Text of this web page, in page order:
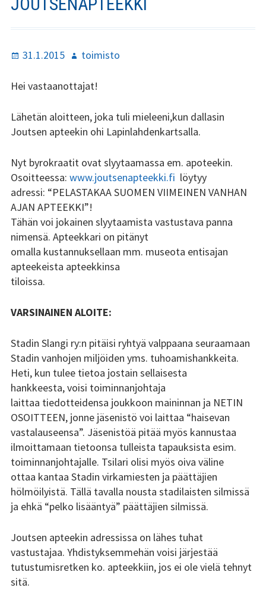
Stadin Slangi ry:n säännöt
Historia
Toiminta
Mediakortti
Tsilari 2021
Tsilari 2020
Tsilari 2019
Tsilari 2018
Tsilari 2017
Tsilari 2016
Tsilari 2015
Tsilari 2014
Tsilari 2013
Tsilari 2012
Stadin Friidut ja Stadin
Kundit
Stadin Friidut ja Stadin
Kundit
Kundi ja Friidu 2015
Kundi ja Friidu 2016
Julkaistu
31.1.2015 Kirjoittaja
toimisto
Hei vastaanottajat!
Lähetän aloitteen, joka tuli mieleeni,kun dallasin
Joutsen apteekin ohi Lapinlahdenkartsalla.
Nyt byrokraatit ovat slyytaamassa em. apoteekin.
Osoitteessa: www.joutsenapteekki.fi löytyy
adressi: “PELASTAKAA SUOMEN VIIMEINEN VANHAN
AJAN APTEEKKI”!
Tähän voi jokainen slyytaamista vastustava panna
nimensä. Apteekkari on pitänyt
omalla kustannuksellaan mm. museota entisajan
apteekeista apteekkinsa
tiloissa.
VARSINAINEN ALOITE:
Stadin Slangi ry:n pitäisi ryhtyä valppaana seuraamaan
Stadin vanhojen miljöiden yms. tuhoamishankkeita.
Heti, kun tulee tietoa jostain sellaisesta
hankkeesta, voisi toiminnanjohtaja
laittaa tiedotteidensa joukkoon maininnan ja NETIN
OSOITTEEN, jonne jäsenistö voi laittaa “haisevan
vastalauseensa”. Jäsenistöä pitää myös kannustaa
ilmoittamaan tietoonsa tulleista tapauksista esim.
toiminnanjohtajalle. Tsilari olisi myös oiva väline
ottaa kantaa Stadin virkamiesten ja päättäjien
hölmöilyistä. Tällä tavalla nousta stadilaisten silmissä
ja ehkä “pelko lisääntyä” päättäjien silmissä.
Joutsen apteekin adressissa on lähes tuhat
vastustajaa. Yhdistyksemmehän voisi järjestää
tutustumisretken ko. apteekkiin, jos ei ole vielä tehnyt
sitä.